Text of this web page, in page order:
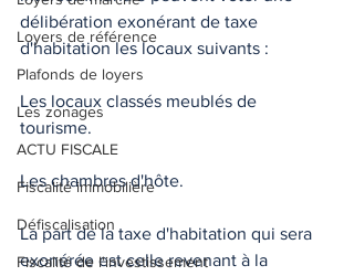
Loyers de référence
Plafonds de loyers
Les zonages
ACTU FISCALE
Fiscalité immobilière
Défiscalisation
Fiscalité de l'investissement
délibération exonérant de taxe
d'habitation les locaux suivants :
Les locaux classés meublés de
tourisme.
Les chambres d'hôte.
La part de la taxe d'habitation qui sera
exonérée est celle revenant à la